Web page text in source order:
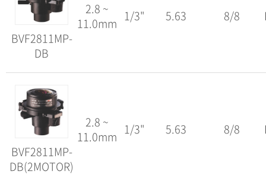
BVF2811MP-
DB
2.8 ~
11.0mm 1/3" 5.63 8/8
BVF2811MP-
DB(2MOTOR)
2.8 ~
11.0mm 1/3" 5.63 8/8